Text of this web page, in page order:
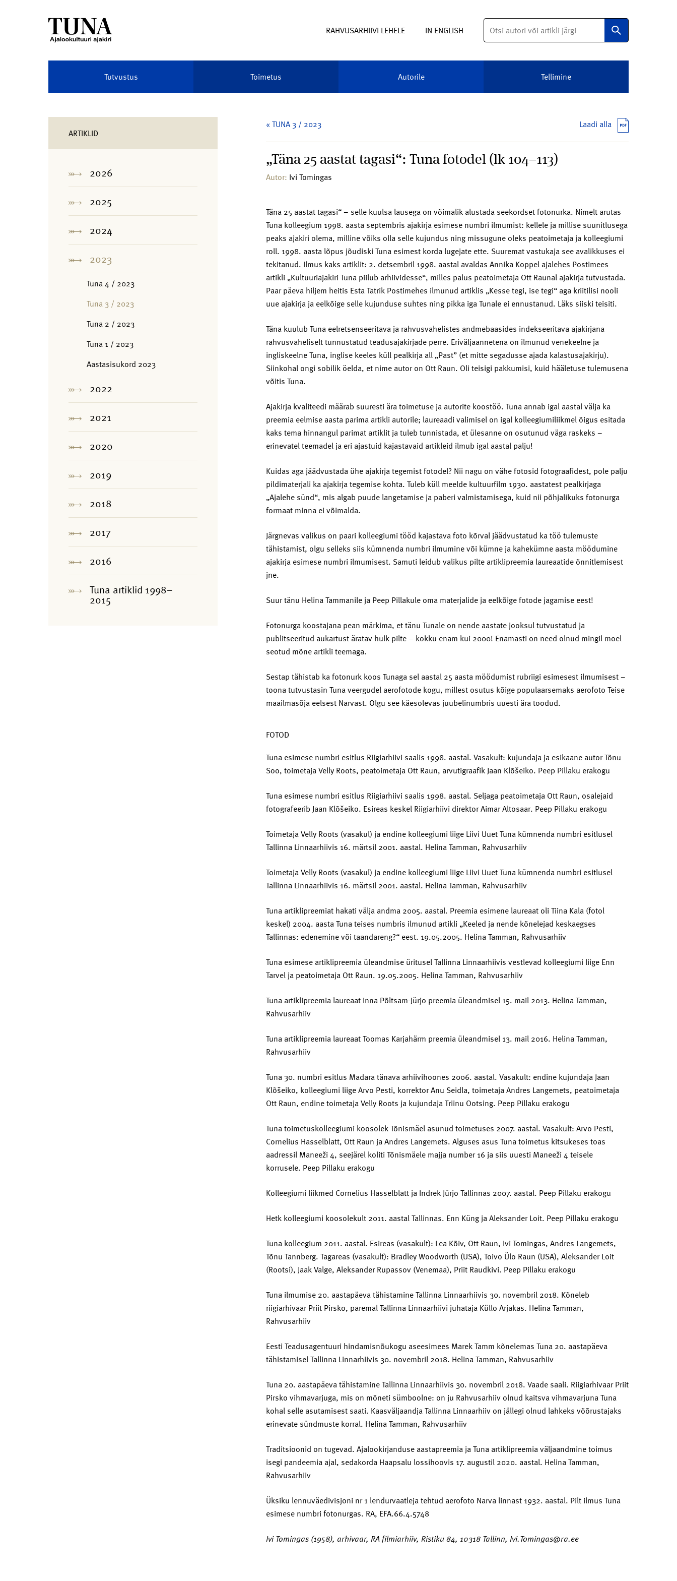
RAHVUSARHIIVI LEHELE IN ENGLISH
Otsi
Tutvustus Toimetus Autorile Tellimine
ARTIKLID
2026
2025
2024
2023
Tuna 4 / 2023
Tuna 3 / 2023
Tuna 2 / 2023
Tuna 1 / 2023
Aastasisukord 2023
2022
2021
2020
2019
2018
2017
2016
Tuna artiklid 1998–
2015
« TUNA 3 / 2023 Laadi alla
„Täna 25 aastat tagasi“: Tuna fotodel (lk 104–113)
Autor: Ivi Tomingas
Täna 25 aastat tagasi“ – selle kuulsa lausega on võimalik alustada seekordset fotonurka. Nimelt arutas
Tuna kolleegium 1998. aasta septembris ajakirja esimese numbri ilmumist: kellele ja millise suunitlusega
peaks ajakiri olema, milline võiks olla selle kujundus ning missugune oleks peatoimetaja ja kolleegiumi
roll. 1998. aasta lõpus jõudiski Tuna esimest korda lugejate ette. Suuremat vastukaja see avalikkuses ei
tekitanud. Ilmus kaks artiklit: 2. detsembril 1998. aastal avaldas Annika Koppel ajalehes Postimees
artikli „Kultuuriajakiri Tuna piilub arhiividesse“, milles palus peatoimetaja Ott Raunal ajakirja tutvustada.
Paar päeva hiljem heitis Esta Tatrik Postimehes ilmunud artiklis „Kesse tegi, ise tegi“ aga kriitilisi nooli
uue ajakirja ja eelkõige selle kujunduse suhtes ning pikka iga Tunale ei ennustanud. Läks siiski teisiti.
Täna kuulub Tuna eelretsenseeritava ja rahvusvahelistes andmebaasides indekseeritava ajakirjana
rahvusvaheliselt tunnustatud teadusajakirjade perre. Eriväljaannetena on ilmunud venekeelne ja
ingliskeelne Tuna, inglise keeles küll pealkirja all „Past” (et mitte segadusse ajada kalastusajakirju).
Siinkohal ongi sobilik öelda, et nime autor on Ott Raun. Oli teisigi pakkumisi, kuid hääletuse tulemusena
võitis Tuna.
Ajakirja kvaliteedi määrab suuresti ära toimetuse ja autorite koostöö. Tuna annab igal aastal välja ka
preemia eelmise aasta parima artikli autorile; laureaadi valimisel on igal kolleegiumiliikmel õigus esitada
kaks tema hinnangul parimat artiklit ja tuleb tunnistada, et ülesanne on osutunud väga raskeks –
erinevatel teemadel ja eri ajastuid kajastavaid artikleid ilmub igal aastal palju!
Kuidas aga jäädvustada ühe ajakirja tegemist fotodel? Nii nagu on vähe fotosid fotograafidest, pole palju
pildimaterjali ka ajakirja tegemise kohta. Tuleb küll meelde kultuurfilm 1930. aastatest pealkirjaga
„Ajalehe sünd“, mis algab puude langetamise ja paberi valmistamisega, kuid nii põhjalikuks fotonurga
formaat minna ei võimalda.
Järgnevas valikus on paari kolleegiumi tööd kajastava foto kõrval jäädvustatud ka töö tulemuste
tähistamist, olgu selleks siis kümnenda numbri ilmumine või kümne ja kahekümne aasta möödumine
ajakirja esimese numbri ilmumisest. Samuti leidub valikus pilte artiklipreemia laureaatide õnnitlemisest
jne.
Suur tänu Helina Tammanile ja Peep Pillakule oma materjalide ja eelkõige fotode jagamise eest!
Fotonurga koostajana pean märkima, et tänu Tunale on nende aastate jooksul tutvustatud ja
publitseeritud aukartust äratav hulk pilte – kokku enam kui 2000! Enamasti on need olnud mingil moel
seotud mõne artikli teemaga.
Sestap tähistab ka fotonurk koos Tunaga sel aastal 25 aasta möödumist rubriigi esimesest ilmumisest –
toona tutvustasin Tuna veergudel aerofotode kogu, millest osutus kõige populaarsemaks aerofoto Teise
maailmasõja eelsest Narvast. Olgu see käesolevas juubelinumbris uuesti ära toodud.
FOTOD
Tuna esimese numbri esitlus Riigiarhiivi saalis 1998. aastal. Vasakult: kujundaja ja esikaane autor Tõnu
Soo, toimetaja Velly Roots, peatoimetaja Ott Raun, arvutigraafik Jaan Klõšeiko. Peep Pillaku erakogu
Tuna esimese numbri esitlus Riigiarhiivi saalis 1998. aastal. Seljaga peatoimetaja Ott Raun, osalejaid
fotografeerib Jaan Klõšeiko. Esireas keskel Riigiarhiivi direktor Aimar Altosaar. Peep Pillaku erakogu
Toimetaja Velly Roots (vasakul) ja endine kolleegiumi liige Liivi Uuet Tuna kümnenda numbri esitlusel
Tallinna Linnaarhiivis 16. märtsil 2001. aastal. Helina Tamman, Rahvusarhiiv
Toimetaja Velly Roots (vasakul) ja endine kolleegiumi liige Liivi Uuet Tuna kümnenda numbri esitlusel
Tallinna Linnaarhiivis 16. märtsil 2001. aastal. Helina Tamman, Rahvusarhiiv
Tuna artiklipreemiat hakati välja andma 2005. aastal. Preemia esimene laureaat oli Tiina Kala (fotol
keskel) 2004. aasta Tuna teises numbris ilmunud artikli „Keeled ja nende kõnelejad keskaegses
Tallinnas: edenemine või taandareng?“ eest. 19.05.2005. Helina Tamman, Rahvusarhiiv
Tuna esimese artiklipreemia üleandmise üritusel Tallinna Linnaarhiivis vestlevad kolleegiumi liige Enn
Tarvel ja peatoimetaja Ott Raun. 19.05.2005. Helina Tamman, Rahvusarhiiv
Tuna artiklipreemia laureaat Inna Põltsam-Jürjo preemia üleandmisel 15. mail 2013. Helina Tamman,
Rahvusarhiiv
Tuna artiklipreemia laureaat Toomas Karjahärm preemia üleandmisel 13. mail 2016. Helina Tamman,
Rahvusarhiiv
Tuna 30. numbri esitlus Madara tänava arhiivihoones 2006. aastal. Vasakult: endine kujundaja Jaan
Klõšeiko, kolleegiumi liige Arvo Pesti, korrektor Anu Seidla, toimetaja Andres Langemets, peatoimetaja
Ott Raun, endine toimetaja Velly Roots ja kujundaja Triinu Ootsing. Peep Pillaku erakogu
Tuna toimetuskolleegiumi koosolek Tõnismäel asunud toimetuses 2007. aastal. Vasakult: Arvo Pesti,
Cornelius Hasselblatt, Ott Raun ja Andres Langemets. Alguses asus Tuna toimetus kitsukeses toas
aadressil Maneeži 4, seejärel koliti Tõnismäele majja number 16 ja siis uuesti Maneeži 4 teisele
korrusele. Peep Pillaku erakogu
Kolleegiumi liikmed Cornelius Hasselblatt ja Indrek Jürjo Tallinnas 2007. aastal. Peep Pillaku erakogu
Hetk kolleegiumi koosolekult 2011. aastal Tallinnas. Enn Küng ja Aleksander Loit. Peep Pillaku erakogu
Tuna kolleegium 2011. aastal. Esireas (vasakult): Lea Kõiv, Ott Raun, Ivi Tomingas, Andres Langemets,
Tõnu Tannberg. Tagareas (vasakult): Bradley Woodworth (USA), Toivo Ülo Raun (USA), Aleksander Loit
(Rootsi), Jaak Valge, Aleksander Rupassov (Venemaa), Priit Raudkivi. Peep Pillaku erakogu
Tuna ilmumise 20. aastapäeva tähistamine Tallinna Linnaarhiivis 30. novembril 2018. Kõneleb
riigiarhivaar Priit Pirsko, paremal Tallinna Linnaarhiivi juhataja Küllo Arjakas. Helina Tamman,
Rahvusarhiiv
Eesti Teadusagentuuri hindamisnõukogu aseesimees Marek Tamm kõnelemas Tuna 20. aastapäeva
tähistamisel Tallinna Linnarhiivis 30. novembril 2018. Helina Tamman, Rahvusarhiiv
Tuna 20. aastapäeva tähistamine Tallinna Linnaarhiivis 30. novembril 2018. Vaade saali. Riigiarhivaar Priit
Pirsko vihmavarjuga, mis on mõneti sümboolne: on ju Rahvusarhiiv olnud kaitsva vihmavarjuna Tuna
kohal selle asutamisest saati. Kaasväljaandja Tallinna Linnaarhiiv on jällegi olnud lahkeks võõrustajaks
erinevate sündmuste korral. Helina Tamman, Rahvusarhiiv
Traditsioonid on tugevad. Ajalookirjanduse aastapreemia ja Tuna artiklipreemia väljaandmine toimus
isegi pandeemia ajal, sedakorda Haapsalu lossihoovis 17. augustil 2020. aastal. Helina Tamman,
Rahvusarhiiv
Üksiku lennuväedivisjoni nr 1 lendurvaatleja tehtud aerofoto Narva linnast 1932. aastal. Pilt ilmus Tuna
esimese numbri fotonurgas. RA, EFA.66.4.5748
Ivi Tomingas (1958), arhivaar, RA filmiarhiiv, Ristiku 84, 10318 Tallinn, Ivi.Tomingas@ra.ee